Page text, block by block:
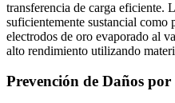
transferencia de carga eficiente.
suficientemente sustancial como
electrodos de oro evaporado al
alto rendimiento utilizando
Prevención de Daños por